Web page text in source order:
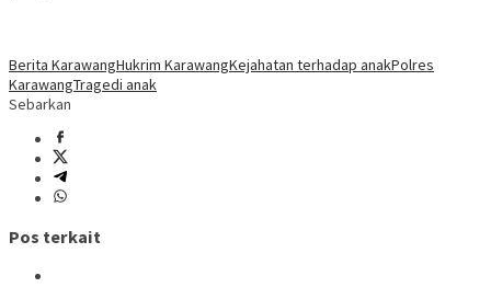
Berita KarawangHukrim KarawangKejahatan terhadap anakPolres
KarawangTragedi anak
Sebarkan
Pos terkait